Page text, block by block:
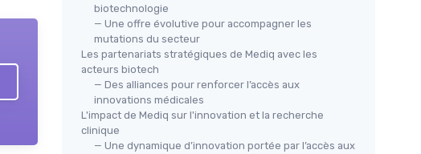
biotechnologie
— Une offre évolutive pour accompagner les
mutations du secteur
Les partenariats stratégiques de Mediq avec les
acteurs biotech
— Des alliances pour renforcer l’accès aux
innovations médicales
L'impact de Mediq sur l'innovation et la recherche
clinique
— Une dynamique d’innovation portée par l’accès aux